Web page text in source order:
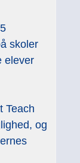
skoler
elever
Teach
og